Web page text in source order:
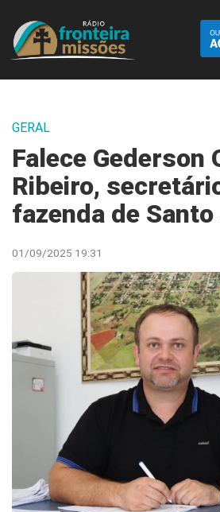
GERAL
Falece Gederson
Ribeiro,
fazenda de
01/09/2025 19:31